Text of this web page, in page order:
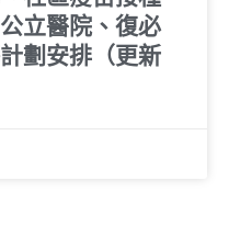
立醫院、復必
劃安排（更新